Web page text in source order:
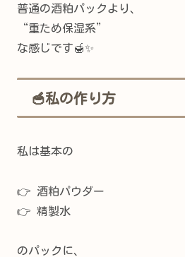
普通の酒粕パックより、
“重ため保湿系”
な感じです🍯✨
🥣私の作り方
私は基本の
👉 酒粕パウダー
👉 精製水
のパックに、